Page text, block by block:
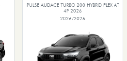
PULSE AUDACE TURBO 200 HYBRID FLEX AT
4P 2026
2026/2026